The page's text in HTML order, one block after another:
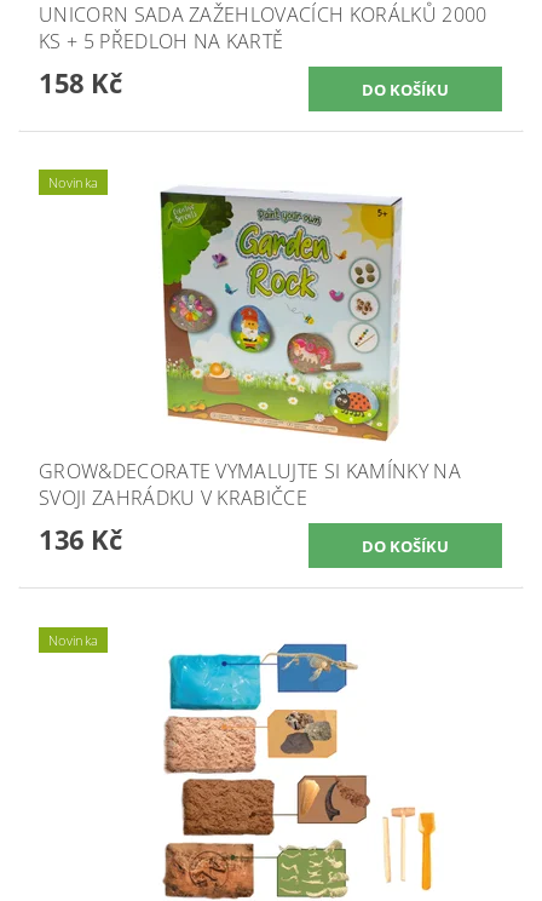
UNICORN SADA ZAŽEHLOVACÍCH KORÁLKŮ 2000
KS + 5 PŘEDLOH NA KARTĚ
158 Kč
Novinka
GROW&DECORATE VYMALUJTE SI KAMÍNKY NA
SVOJI ZAHRÁDKU V KRABIČCE
136 Kč
Novinka